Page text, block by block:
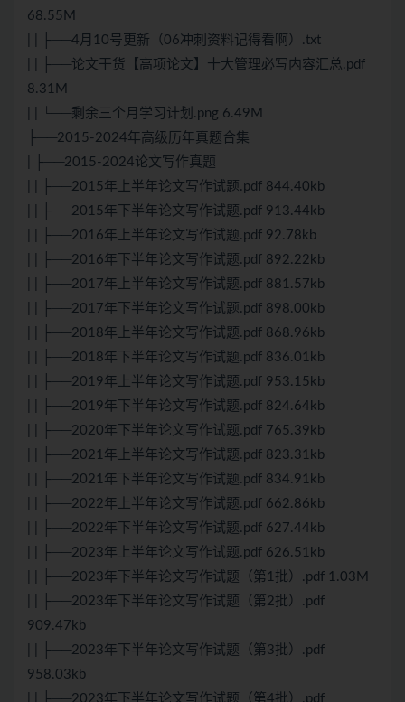
68.55M
| | ├──4月10号更新（06冲刺资料记得看啊）.txt
| | ├──论文干货【高项论文】十大管理必写内容汇总.pdf
8.31M
| | └──剩余三个月学习计划.png 6.49M
├──2015-2024年高级历年真题合集
| ├──2015-2024论文写作真题
| | ├──2015年上半年论文写作试题.pdf 844.40kb
| | ├──2015年下半年论文写作试题.pdf 913.44kb
| | ├──2016年上半年论文写作试题.pdf 92.78kb
| | ├──2016年下半年论文写作试题.pdf 892.22kb
| | ├──2017年上半年论文写作试题.pdf 881.57kb
| | ├──2017年下半年论文写作试题.pdf 898.00kb
| | ├──2018年上半年论文写作试题.pdf 868.96kb
| | ├──2018年下半年论文写作试题.pdf 836.01kb
| | ├──2019年上半年论文写作试题.pdf 953.15kb
| | ├──2019年下半年论文写作试题.pdf 824.64kb
| | ├──2020年下半年论文写作试题.pdf 765.39kb
| | ├──2021年上半年论文写作试题.pdf 823.31kb
| | ├──2021年下半年论文写作试题.pdf 834.91kb
| | ├──2022年上半年论文写作试题.pdf 662.86kb
| | ├──2022年下半年论文写作试题.pdf 627.44kb
| | ├──2023年上半年论文写作试题.pdf 626.51kb
| | ├──2023年下半年论文写作试题（第1批）.pdf 1.03M
| | ├──2023年下半年论文写作试题（第2批）.pdf
909.47kb
| | ├──2023年下半年论文写作试题（第3批）.pdf
958.03kb
| | ├──2023年下半年论文写作试题（第4批）.pdf